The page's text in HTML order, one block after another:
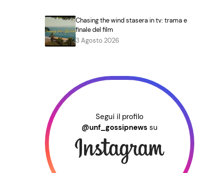
Chasing the wind stasera in tv: trama e
finale del film
3 Agosto 2026
Segui il profilo
@unf_gossipnews su